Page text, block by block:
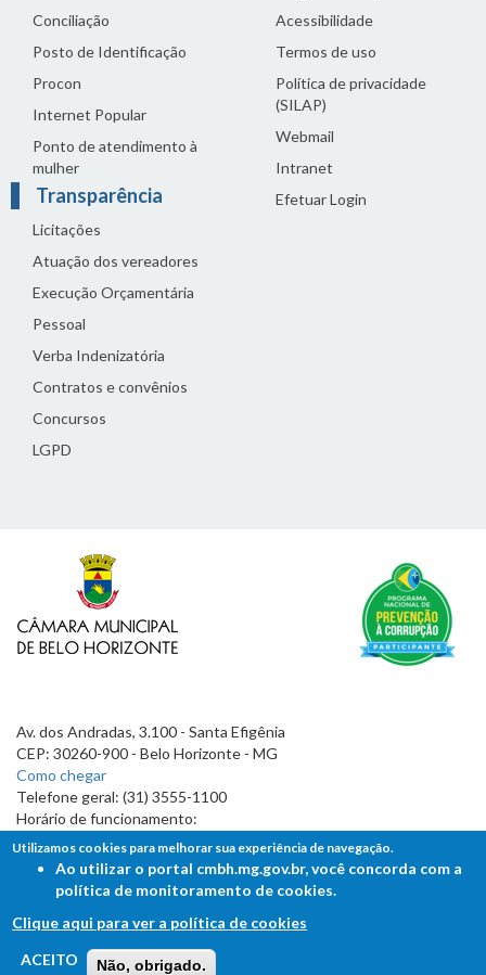
Conciliação
Posto de Identificação
Procon
Internet Popular
Ponto de atendimento à
mulher
Transparência
Licitações
Atuação dos vereadores
Execução Orçamentária
Pessoal
Verba Indenizatória
Contratos e convênios
Concursos
LGPD
Acessibilidade
Termos de uso
Política de privacidade
(SILAP)
Webmail
Intranet
Efetuar Login
Av. dos Andradas, 3.100 - Santa Efigênia
CEP: 30260-900 - Belo Horizonte - MG
Como chegar
Telefone geral: (31) 3555-1100
Horário de funcionamento:
7h às 19h
FALE COM A CÂMARA
Ouvidoria - Lei de Acesso à Informação
Utilizamos cookies para melhorar sua experiência de navegação.
Ao utilizar o portal cmbh.mg.gov.br, você concorda com a
política de monitoramento de cookies.
Clique aqui para ver a política de cookies
ACEITO
Não, obrigado.